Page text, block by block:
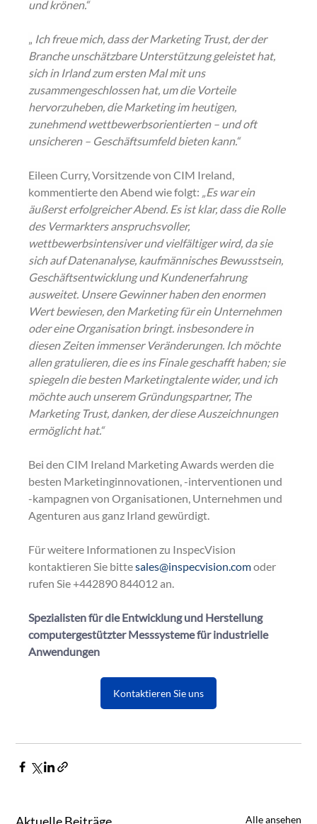
und krönen.“
Ich freue mich, dass der Marketing Trust, der der
Branche unschätzbare Unterstützung geleistet hat,
sich in Irland zum ersten Mal mit uns
zusammengeschlossen hat, um die Vorteile
hervorzuheben, die Marketing im heutigen,
zunehmend wettbewerbsorientierten – und oft
unsicheren – Geschäftsumfeld bieten kann.“
Eileen Curry, Vorsitzende von CIM Ireland,
kommentierte den Abend wie folgt:
„Es war ein
äußerst erfolgreicher Abend. Es ist klar, dass die Rolle
des Vermarkters anspruchsvoller,
wettbewerbsintensiver und vielfältiger wird, da sie
sich auf Datenanalyse, kaufmännisches Bewusstsein,
Geschäftsentwicklung und Kundenerfahrung
ausweitet. Unsere Gewinner haben den enormen
Wert bewiesen, den Marketing für ein Unternehmen
oder eine Organisation bringt. insbesondere in
diesen Zeiten immenser Veränderungen. Ich möchte
allen gratulieren, die es ins Finale geschafft haben; sie
spiegeln die besten Marketingtalente wider, und ich
möchte auch unserem Gründungspartner, The
Marketing Trust, danken, der diese Auszeichnungen
ermöglicht hat.“
Bei den CIM Ireland Marketing Awards werden die
besten Marketinginnovationen, -interventionen und
-kampagnen von Organisationen, Unternehmen und
Agenturen aus ganz Irland gewürdigt.
Für weitere Informationen zu InspecVision
kontaktieren Sie bittesales@inspecvision.comoder
rufen Sie +442890 844012 an.
Spezialisten für die Entwicklung und Herstellung
computergestützter Messsysteme für industrielle
Anwendungen
Kontaktieren Sie uns
Alle ansehen